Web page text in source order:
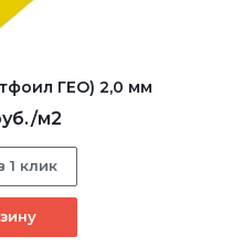
ГЕО) 2,0 мм
/м2
1 клик